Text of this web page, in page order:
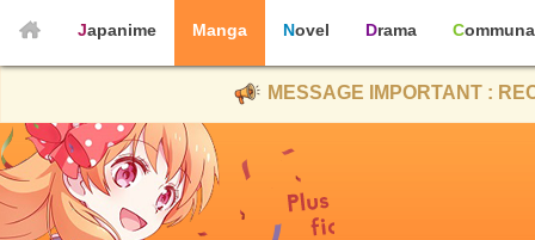
Japanime Manga Novel Drama
MESSAGE IMPORTANT :